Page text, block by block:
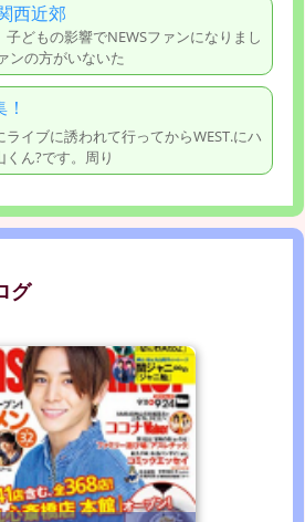
西近郊
どもの影響でNEWSファンになりまし
ンの方がいないた
イブに誘われて行ってからWEST.にハ
ん?です。周り
グ